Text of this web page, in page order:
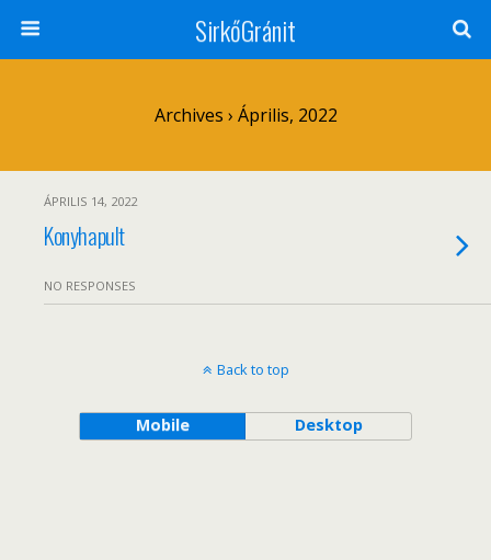
SirkőGránit
Archives › Április, 2022
ÁPRILIS 14, 2022
Konyhapult
NO RESPONSES
Back to top
Mobile Desktop